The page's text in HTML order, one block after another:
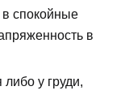
спокойные
в
либо у груди,